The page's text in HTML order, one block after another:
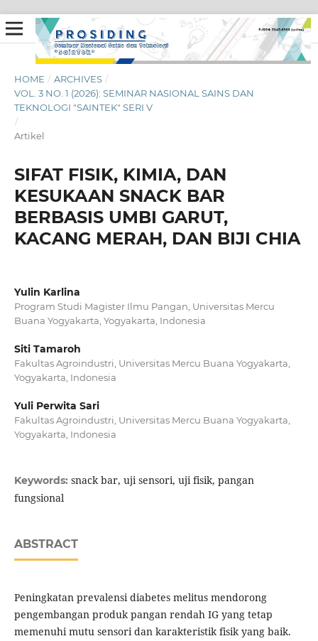
HOME / ARCHIVES /
VOL. 3 NO. 1 (2026): SEMINAR NASIONAL SAINS DAN
TEKNOLOGI "SAINTEK" SERI V
/
Artikel
SIFAT FISIK, KIMIA, DAN
KESUKAAN SNACK BAR
BERBASIS UMBI GARUT,
KACANG MERAH, DAN BIJI CHIA
Yulin Karlina
Program Studi Magister Ilmu Pangan, Universitas Mercu
Buana Yogyakarta, Yogyakarta, Indonesia
Siti Tamaroh
Fakultas Agroindustri, Universitas Mercu Buana Yogyakarta,
Yogyakarta, Indonesia
Yuli Perwita Sari
Fakultas Agroindustri, Universitas Mercu Buana Yogyakarta,
Yogyakarta, Indonesia
Keywords: snack bar, uji sensori, uji fisik, pangan
fungsional
ABSTRACT
Peningkatan prevalensi diabetes melitus mendorong
pengembangan produk pangan rendah IG yang tetap
memenuhi mutu sensori dan karakteristik fisik yang baik.